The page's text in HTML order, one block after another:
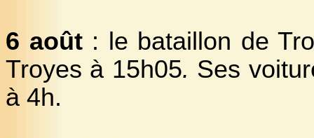
6 août: le bataillon de
Troyes à 15h05. Ses
à 4h.